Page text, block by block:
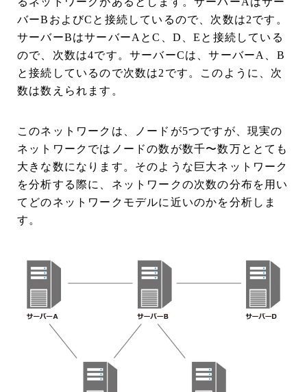
バーBおよびCと接続しているので、次数は2です。
サーバーBはサーバーAとC、D、Eと接続している
ので、次数は4です。サーバーCは、サーバーA、B
と接続しているので次数は2です。このように、次
数は数えられます。
このネットワークは、ノードが5つですが、現実の
ネットワークではノードの数が数千〜数万ととても
大きな数になります。そのような巨大ネットワーク
を分析する際に、ネットワークの次数の分布を用い
てどのネットワークモデルに近いのかを分析しま
す。